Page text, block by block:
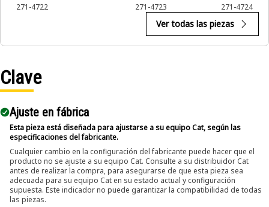
271-4722 271-4723 271-4724
Ver todas las piezas
Clave
Ajuste en fábrica
Esta pieza está diseñada para ajustarse a su equipo Cat, según las
especificaciones del fabricante.
Cualquier cambio en la configuración del fabricante puede hacer que el
producto no se ajuste a su equipo Cat. Consulte a su distribuidor Cat
antes de realizar la compra, para asegurarse de que esta pieza sea
adecuada para su equipo Cat en su estado actual y configuración
supuesta. Este indicador no puede garantizar la compatibilidad de todas
las piezas.